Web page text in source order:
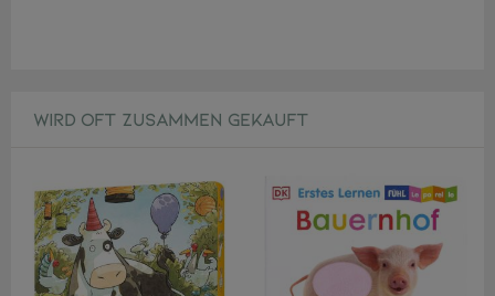
WIRD OFT ZUSAMMEN GEKAUFT